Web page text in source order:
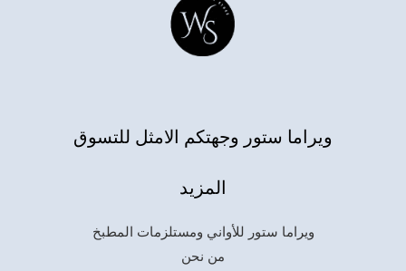
ويراما ستور وجهتكم الامثل للتسوق
المزيد
ويراما ستور للأواني ومستلزمات المطبخ
من نحن